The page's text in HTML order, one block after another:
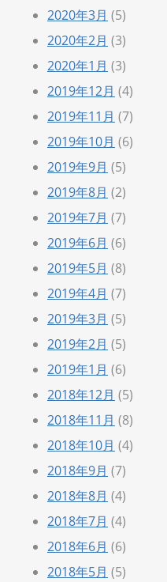
2020年3月 (5)
2020年2月 (3)
2020年1月 (3)
2019年12月 (4)
2019年11月 (7)
2019年10月 (6)
2019年9月 (5)
2019年8月 (2)
2019年7月 (7)
2019年6月 (6)
2019年5月 (8)
2019年4月 (7)
2019年3月 (5)
2019年2月 (5)
2019年1月 (6)
2018年12月 (5)
2018年11月 (8)
2018年10月 (4)
2018年9月 (7)
2018年8月 (4)
2018年7月 (4)
2018年6月 (6)
2018年5月 (5)